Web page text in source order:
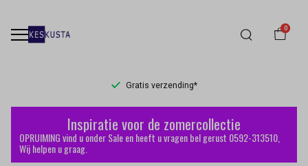
0
Gratis verzending*
3/4
Mouw Inspiratie voor de zomercollectie
OPRUIMING vind u onder Sale en heeft u vragen bel gerust 0592-313510,
Wij helpen u graag.